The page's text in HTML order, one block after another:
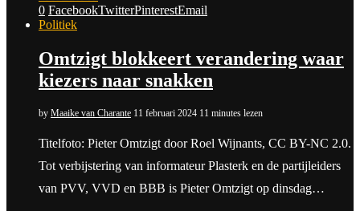
0 FacebookTwitterPinterestEmail
Politiek
Omtzigt blokkeert verandering waar
kiezers naar snakken
by Maaike van Charante 11 februari 2024 11 minutes lezen
Titelfoto: Pieter Omtzigt door Roel Wijnants, CC BY-NC 2.0.
Tot verbijstering van informateur Plasterk en de partijleiders
van PVV, VVD en BBB is Pieter Omtzigt op dinsdag…